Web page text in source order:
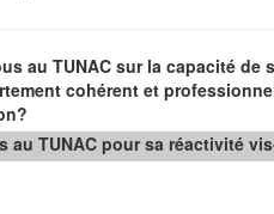
au TUNAC sur la capacité de
cohérent et
au TUNAC pour sa réactivité